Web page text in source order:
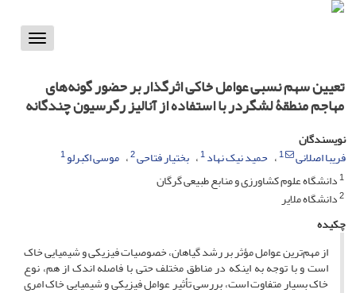
Toggle
تعیین سهم نسبی عوامل خاکی اثرگذار بر حضور گونه‌های
مهاجم منطقۀ لشگردر با استفاده از آنالیز رگرسیون چندگانه
نویسندگان
فریبا اصلانی
1 حمید نیک نهاد1 بختیار فتاحی2 موسی اکبرلو1
1دانشگاه علوم کشاورزی و منابع طبیعی گرگان
2دانشگاه ملایر
چکیده
از مهم‌ترین عوامل مؤثر بر رشد گیاهان، خصوصیات فیزیکی و شیمیایی خاک
است و با توجه به ‌اینکه در مناطق مختلف حتی با فاصله اندک از هم، نوع
خاک بسیار متفاوت است، بررسی تأثیر عوامل فیزیکی و شیمیایی خاک امری